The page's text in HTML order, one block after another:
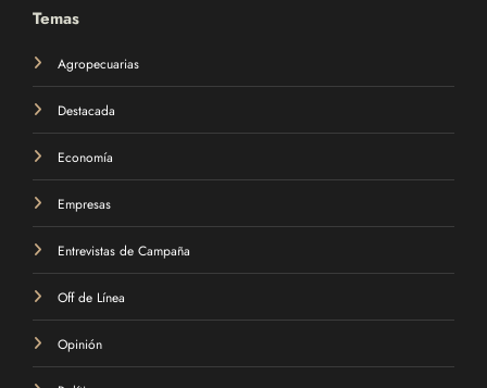
Temas
Agropecuarias
Destacada
Economía
Empresas
Entrevistas de Campaña
Off de Línea
Opinión